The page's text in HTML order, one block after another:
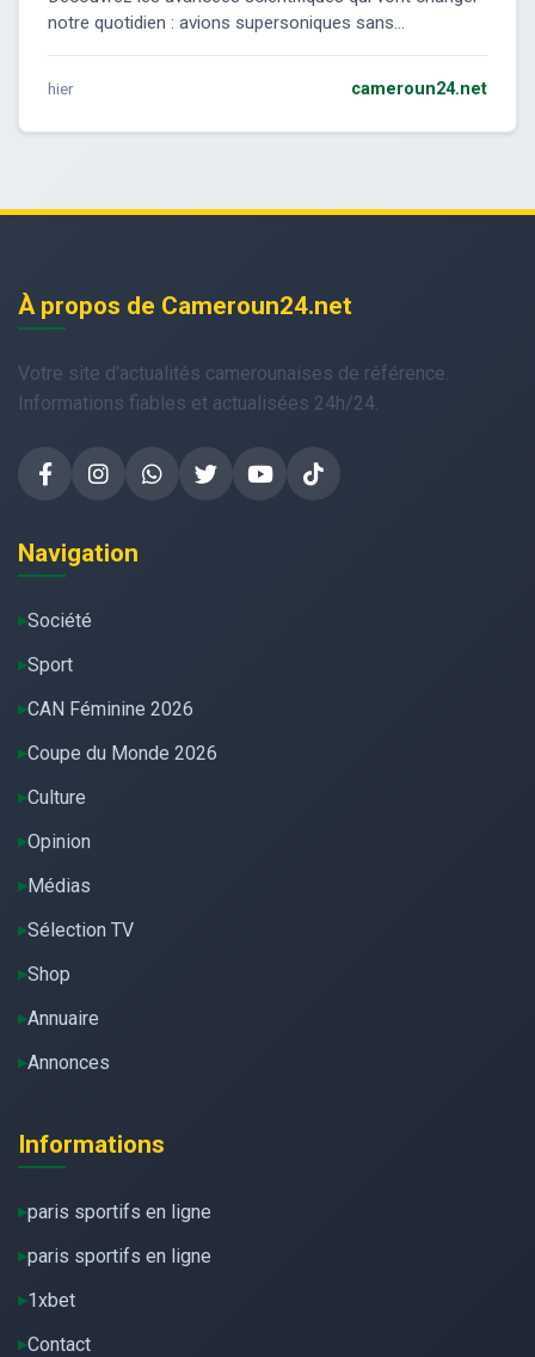
notre quotidien : avions supersoniques sans...
hier cameroun24.net
À propos de Cameroun24.net
Votre site d'actualités camerounaises de référence.
Informations fiables et actualisées 24h/24.
Navigation
Société
Sport
CAN Féminine 2026
Coupe du Monde 2026
Culture
Opinion
Médias
Sélection TV
Shop
Annuaire
Annonces
Informations
paris sportifs en ligne
paris sportifs en ligne
1xbet
Contact